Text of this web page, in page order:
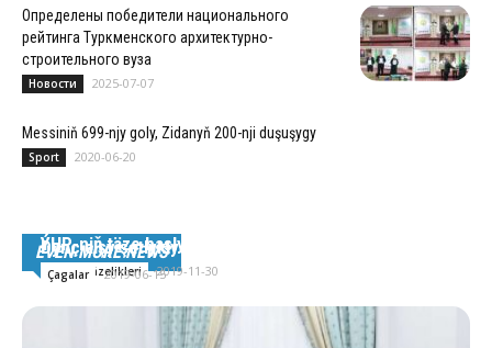
Определены победители национального
рейтинга Туркменского архитектурно-
строительного вуза
Новости 2025-07-07
Messiniň 699-njy goly, Zidanyň 200-nji duşuşygy
Sport 2020-06-20
EVEN MORE NEWS
ÝHP-niň tä­ze baş­ly­gy
Dünýä täzelikleri 2019-11-30
Dynç alşy şatlykly geçirýärler
Çagalar 2019-06-15